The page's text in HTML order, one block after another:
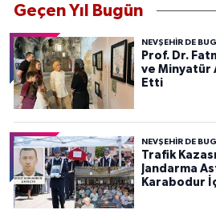
Geçen Yıl Bugün
NEVŞEHIR DE
Prof. Dr.
ve Minyatür
Etti
NEVŞEHIR DE
Trafik
Jandarma
Karabodur